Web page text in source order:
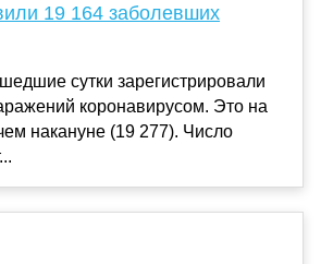
19 164 заболевших
сутки зарегистрировали
коронавирусом. Это на
накануне (19 277). Число